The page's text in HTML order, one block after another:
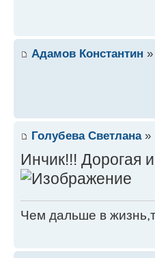
Адамов Константин
Голубева Светлана»
Инчик!!! Дорогая
Чем дальше в